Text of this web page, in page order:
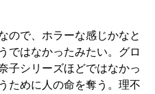
ので、ホラーな感じかなと
ではなかったみたい。グロ
子シリーズほどではなかっ
ために人の命を奪う。理不